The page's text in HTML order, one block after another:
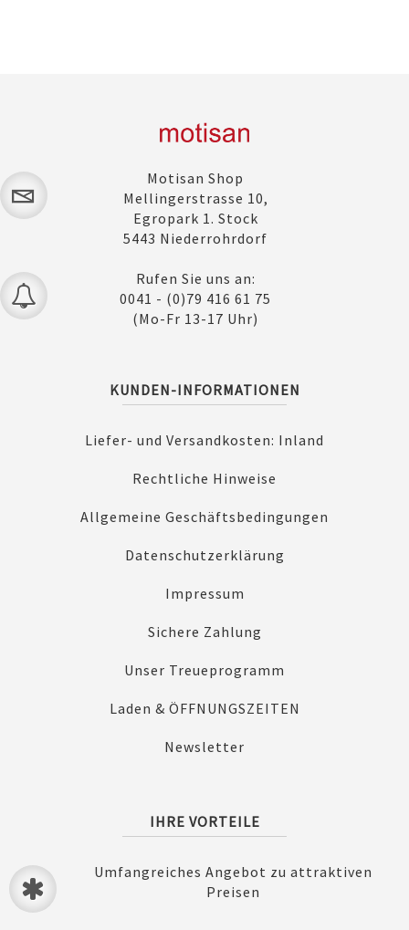
Motisan Shop
Mellingerstrasse 10,
Egropark 1. Stock
5443 Niederrohrdorf
Rufen Sie uns an:
0041 - (0)79 416 61 75
(Mo-Fr 13-17 Uhr)
KUNDEN-INFORMATIONEN
Liefer- und Versandkosten: Inland
Rechtliche Hinweise
Allgemeine Geschäftsbedingungen
Datenschutzerklärung
Impressum
Sichere Zahlung
Unser Treueprogramm
Laden & ÖFFNUNGSZEITEN
Newsletter
IHRE VORTEILE
Umfangreiches Angebot zu attraktiven
Preisen